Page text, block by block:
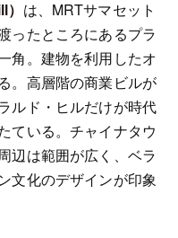
は、MRTサマセット
ったところにあるプラ
角。建物を利用したオ
。高層階の商業ビルが
ルド・ヒルだけが時代
ている。チャイナタウ
辺は範囲が広く、ベラ
文化のデザインが印象